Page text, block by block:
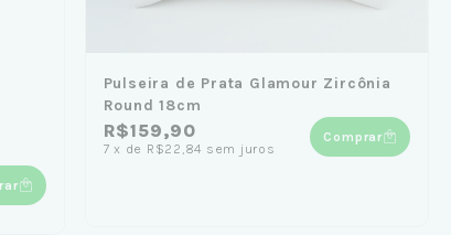
Pulseira de Prata Glamour Zircônia
Round 18cm
R$159,90
7 x de R$22,84 sem juros
Comprar